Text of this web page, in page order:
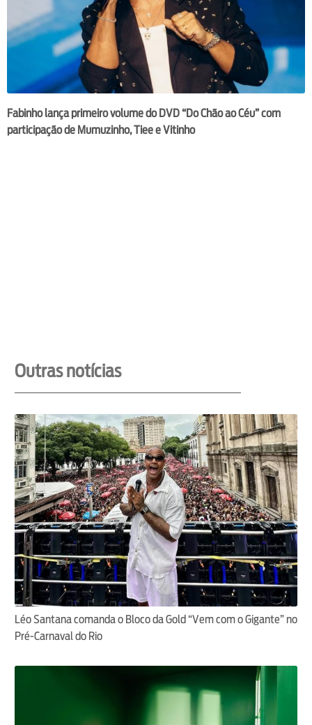
Fabinho lança primeiro volume do DVD “Do Chão ao Céu” com
participação de Mumuzinho, Tiee e Vitinho
Outras notícias
Léo Santana comanda o Bloco da Gold “Vem com o Gigante” no
Pré-Carnaval do Rio